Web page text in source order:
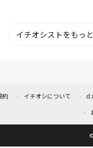
イチオシストをもっ
約 イチオシについて d